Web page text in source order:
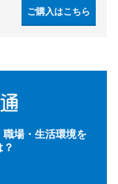
ご購入はこちら
職場・生活環境を